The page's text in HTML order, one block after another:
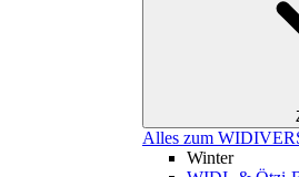
Alles zum
Winter